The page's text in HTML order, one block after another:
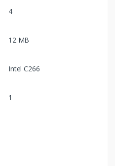
4
12 MB
Intel C266
1